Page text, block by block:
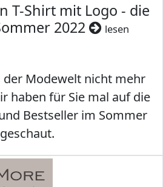
T-Shirt mit Logo - die
2022
lesen
der Modewelt nicht mehr
haben für Sie mal auf die
Bestseller im Sommer
geschaut.